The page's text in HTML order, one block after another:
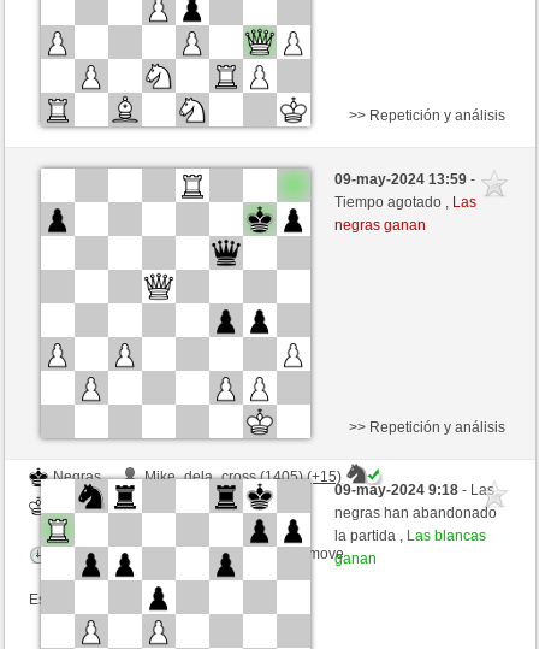
Negras
Mike_dela_cross (1377) (-17)
trabado157 (1366) (+17)
Tiempo: 18 minutes/side + 13 seconds/move
Esta partida es por puntos
>> Repetición y análisis
09-may-2024 13:59-
Tiempo agotado , Las
negras ganan
Negras
Mike_dela_cross (1405) (+15)
Blancas
trabado157 (1381) (-15)
Tiempo: 18 minutes/side + 13 seconds/move
Esta partida es por puntos
>> Repetición y análisis
09-may-2024 9:18- Las
negras han abandonado
la partida , Las blancas
ganan